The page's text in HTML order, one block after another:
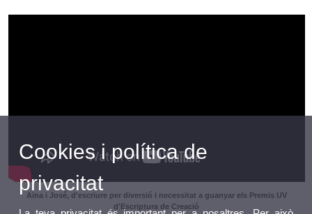
Aina i José, d'escriure per diversió i necessitat a guanyar els Premis UV
d'Escriptura de Creació
Cookies i política de
privacitat